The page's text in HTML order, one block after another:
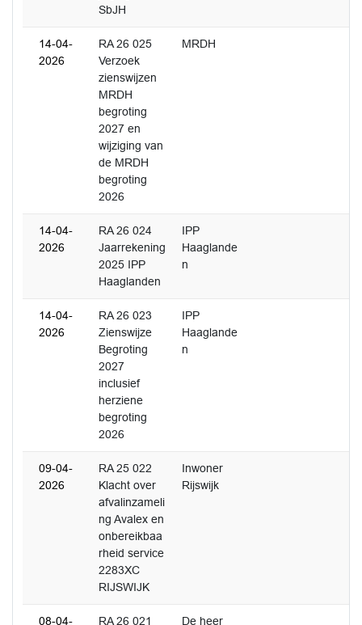
SbJH
14-04-
2026
RA 26 025
Verzoek
zienswijzen
MRDH
begroting
2027 en
wijziging van
de MRDH
begroting
2026
MRDH
14-04-
2026
RA 26 024
Jaarrekening
2025 IPP
Haaglanden
IPP
Haaglande
n
14-04-
2026
RA 26 023
Zienswijze
Begroting
2027
inclusief
herziene
begroting
2026
IPP
Haaglande
n
09-04-
2026
RA 25 022
Klacht over
afvalinzameli
ng Avalex en
onbereikbaa
rheid service
2283XC
RIJSWIJK
Inwoner
Rijswijk
08-04- RA 26 021 De heer